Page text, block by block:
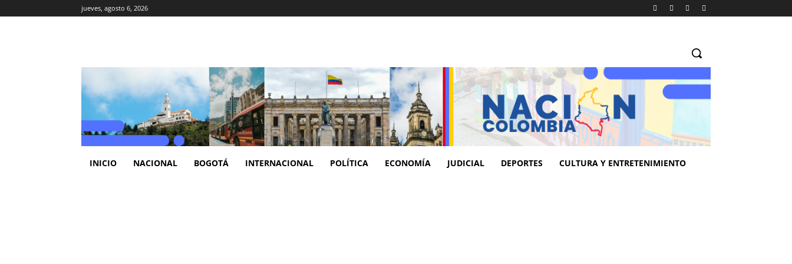
jueves, agosto 6, 2026
INICIO NACIONAL BOGOTÁ INTERNACIONAL POLÍTICA ECONOMÍA JUDICIAL DEPORTES CULTURA Y ENTRETENIMIENTO